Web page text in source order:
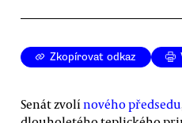
Zkopírovat odkaz
Senát zvolí nového předsedu